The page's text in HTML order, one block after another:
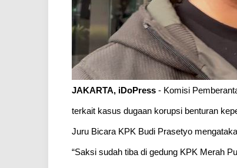
JAKARTA, iDoPress - Komisi
terkait kasus dugaan korupsi benturan
Juru Bicara KPK Budi Prasetyo
“Saksi sudah tiba di gedung KPK Merah